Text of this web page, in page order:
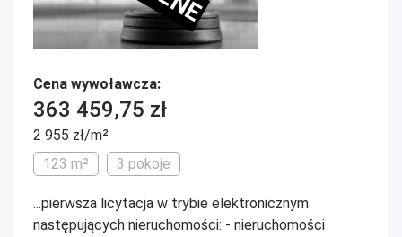
Cena wywoławcza:
363 459,75 zł
2 955 zł/m²
123 m²
3 pokoje
...pierwsza licytacja w trybie elektronicznym
następujących nieruchomości: - nieruchomości